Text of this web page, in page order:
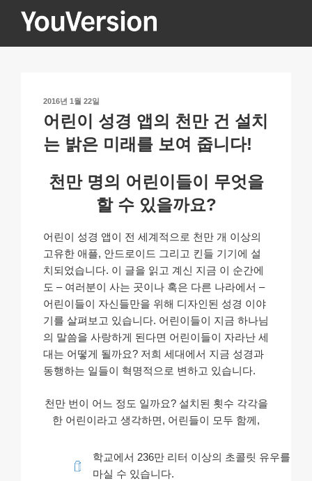
YOUVERSION
작
성
일
자
2016년 1월 22일
어린이 성경 앱의 천만 건 설치
는 밝은 미래를 보여 줍니다!
천만 명의 어린이들이 무엇을
할 수 있을까요?
어린이 성경 앱이 전 세계적으로 천만 개 이상의
고유한 애플, 안드로이드 그리고 킨들 기기에 설
치되었습니다. 이 글을 읽고 계신 지금 이 순간에
도 – 여러분이 사는 곳이나 혹은 다른 나라에서 –
어린이들이 자신들만을 위해 디자인된 성경 이야
기를 살펴보고 있습니다. 어린이들이 지금 하나님
의 말씀을 사랑하게 된다면 어린이들이 자라난 세
대는 어떻게 될까요? 저희 세대에서 지금 성경과
동행하는 일들이 혁명적으로 변하고 있습니다.
천만 번이 어느 정도 일까요? 설치된 횟수 각각을
한 어린이라고 생각하면, 어린들이 모두 함께,
학교에서 236만 리터 이상의 초콜릿 유우를
마실 수 있습니다.